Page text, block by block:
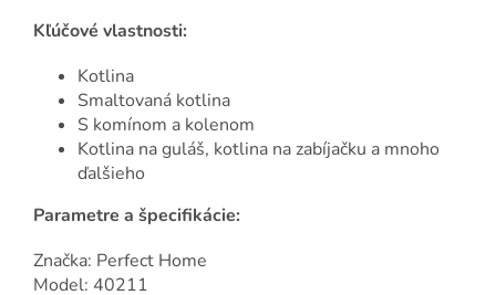
Kľúčové vlastnosti:
Kotlina
Smaltovaná kotlina
S komínom a kolenom
Kotlina na guláš, kotlina na zabíjačku a mnoho
ďalšieho
Parametre a špecifikácie:
Značka: Perfect Home
Model: 40211